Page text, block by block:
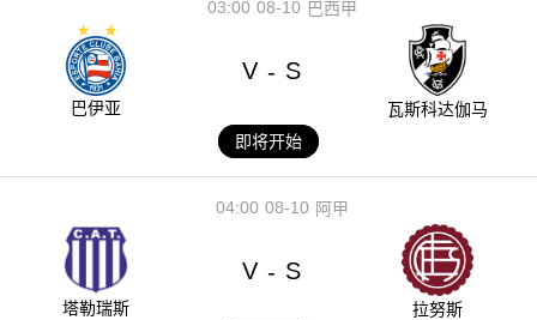
08-10
03:00 巴西甲
巴伊亚
V - S
瓦斯科达伽马
即将开始
08-10
04:00 阿甲
塔勒瑞斯
V - S
拉努斯